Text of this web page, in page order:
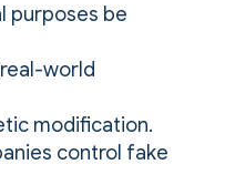
purposes be
world
modification.
control fake